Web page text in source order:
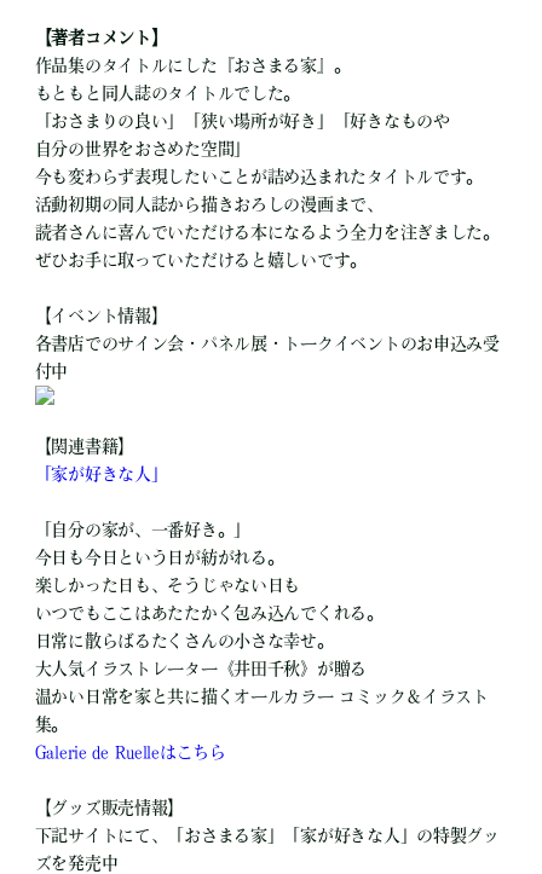
【著者コメント】
作品集のタイトルにした『おさまる家』。
もともと同人誌のタイトルでした。
「おさまりの良い」「狭い場所が好き」「好きなものや
自分の世界をおさめた空間」
今も変わらず表現したいことが詰め込まれたタイトルです。
活動初期の同人誌から描きおろしの漫画まで、
読者さんに喜んでいただける本になるよう全力を注ぎました。
ぜひお手に取っていただけると嬉しいです。
【イベント情報】
各書店でのサイン会・パネル展・トークイベントのお申込み受
付中
【関連書籍】
「家が好きな人」
「自分の家が、一番好き。」
今日も今日という日が紡がれる。
楽しかった日も、そうじゃない日も
いつでもここはあたたかく包み込んでくれる。
日常に散らばるたくさんの小さな幸せ。
大人気イラストレーター《井田千秋》が贈る
温かい日常を家と共に描くオールカラー コミック＆イラスト
集。
Galerie de Ruelleはこちら
【グッズ販売情報】
下記サイトにて、「おさまる家」「家が好きな人」の特製グッ
ズを発売中